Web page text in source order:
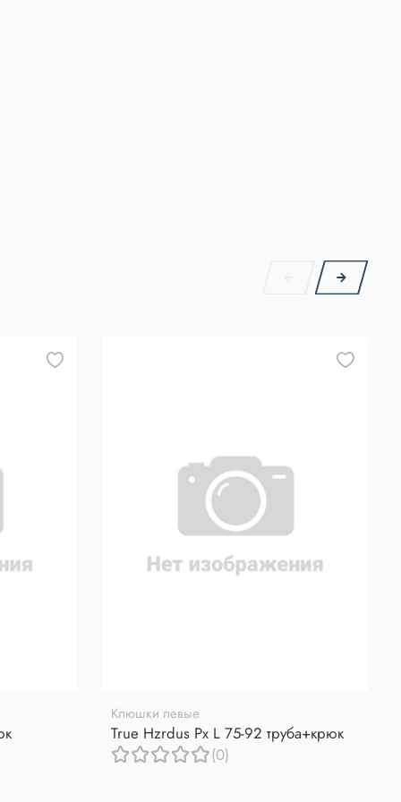
Клюшки левые
True Hzrdus Px L 75-92 труба+крюк
(0)